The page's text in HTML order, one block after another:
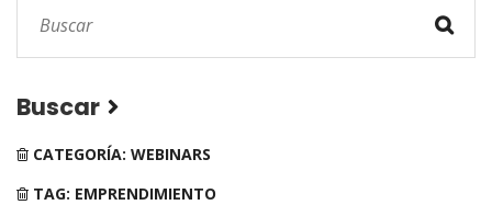
Buscar
CATEGORÍA: WEBINARS
TAG: EMPRENDIMIENTO